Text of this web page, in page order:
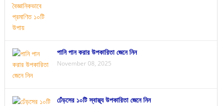
পানি পান করার উপকারিতা জেনে নিন
November 08, 2025
ঢেঁড়সের ১০টি স্বাস্থ্য উপকারিতা জেনে নিন